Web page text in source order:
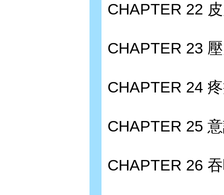
CHAPTER 22
CHAPTER 23
CHAPTER 24
CHAPTER 25
CHAPTER 26